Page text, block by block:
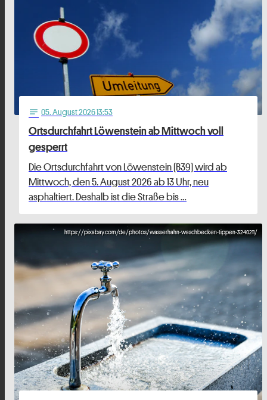
notes 05. August 2026 13:53
Ortsdurchfahrt Löwenstein ab Mittwoch voll
gesperrt
Die Ortsdurchfahrt von Löwenstein (B39) wird ab
Mittwoch, den 5. August 2026 ab 13 Uhr, neu
asphaltiert. Deshalb ist die Straße bis …
https://pixabay.com/de/photos/wasserhahn-waschbecken-tippen-3240211/